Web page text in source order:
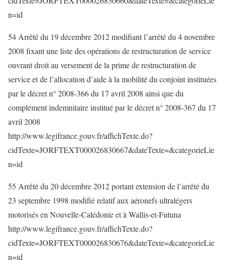
n=id
54 Arrêté du 19 décembre 2012 modifiant l’arrêté du 4 novembre
2008 fixant une liste des opérations de restructuration de service
ouvrant droit au versement de la prime de restructuration de
service et de l’allocation d’aide à la mobilité du conjoint instituées
par le décret n° 2008-366 du 17 avril 2008 ainsi que du
complément indemnitaire institué par le décret n° 2008-367 du 17
avril 2008
http://www.legifrance.gouv.fr/affichTexte.do?
cidTexte=JORFTEXT000026830667&dateTexte=&categorieLie
n=id
55 Arrêté du 20 décembre 2012 portant extension de l’arrêté du
23 septembre 1998 modifié relatif aux aéronefs ultralégers
motorisés en Nouvelle-Calédonie et à Wallis-et-Futuna
http://www.legifrance.gouv.fr/affichTexte.do?
cidTexte=JORFTEXT000026830676&dateTexte=&categorieLie
n=id